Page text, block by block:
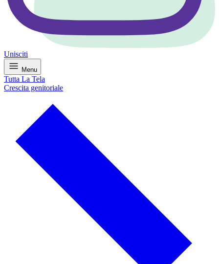
Unisciti
Menu
Tutta La Tela
Crescita genitoriale